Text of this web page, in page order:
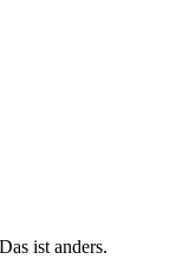
ist anders.